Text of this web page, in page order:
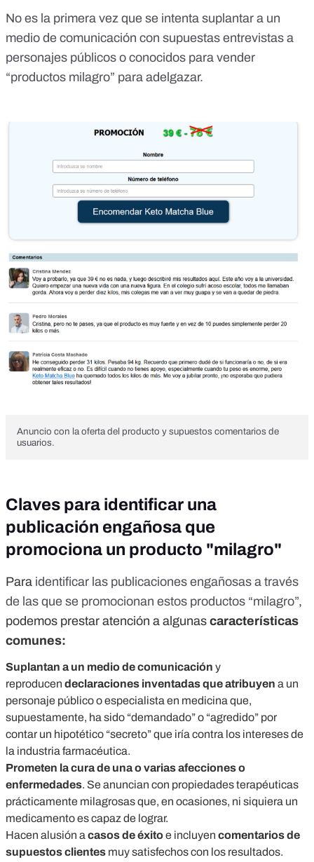
No es la primera vez que se intenta suplantar a un
medio de comunicación con supuestas entrevistas a
personajes públicos o conocidos para vender
“productos milagro” para adelgazar.
Anuncio con la oferta del producto y supuestos comentarios de
usuarios.
Claves para identificar una
publicación engañosa que
promociona un producto "milagro"
Para identificar las publicaciones engañosas a través
de las que se promocionan estos productos “milagro”,
podemos prestar atención a algunas características
comunes:
Suplantan a un medio de comunicación y
reproducen declaraciones inventadas que atribuyen a un
personaje público o especialista en medicina que,
supuestamente, ha sido “demandado” o “agredido” por
contar un hipotético “secreto” que iría contra los intereses de
la industria farmacéutica.
Prometen la cura de una o varias afecciones o
enfermedades. Se anuncian con propiedades terapéuticas
prácticamente milagrosas que, en ocasiones, ni siquiera un
medicamento es capaz de lograr.
Hacen alusión a casos de éxitoe incluyen comentarios de
supuestos clientes muy satisfechos con los resultados.